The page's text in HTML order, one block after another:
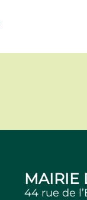
MAIRIE
44 rue de